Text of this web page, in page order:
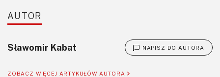
AUTOR
Sławomir Kabat NAPISZ DO AUTORA
ZOBACZ WIĘCEJ ARTYKUŁÓW AUTORA